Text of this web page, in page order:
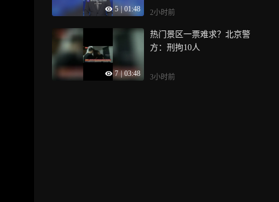
5 | 01:48 2小时前
7 03:48
热门景区一票难求？北京警
方：刑拘10人
3小时前